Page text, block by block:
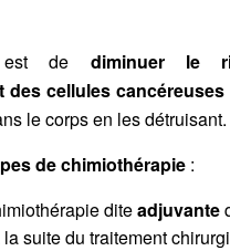
est de diminuer le
des cellules cancéreuses
le corps en les détruisant.
de chimiothérapie :
diteadjuvante
suite du traitement